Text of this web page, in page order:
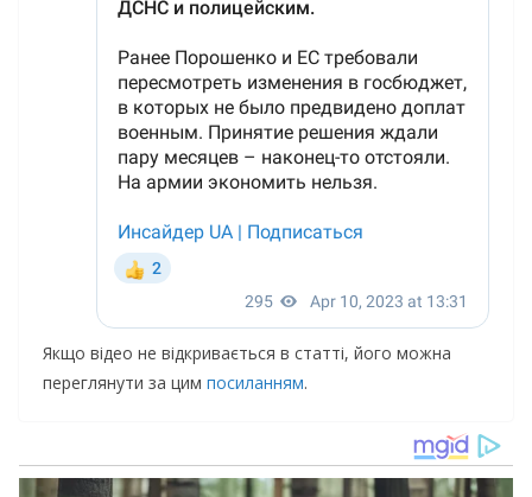
Якщо відео не відкривається в статті, його можна
переглянути за цим посиланням.